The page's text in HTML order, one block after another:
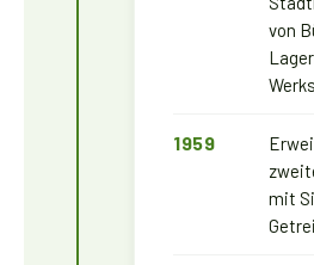
von
1959
mit